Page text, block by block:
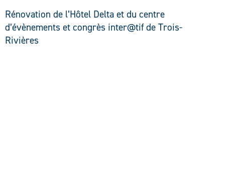
Rénovation de l’Hôtel Delta et du centre
d’évènements et congrès inter@tif de Trois-
Rivières